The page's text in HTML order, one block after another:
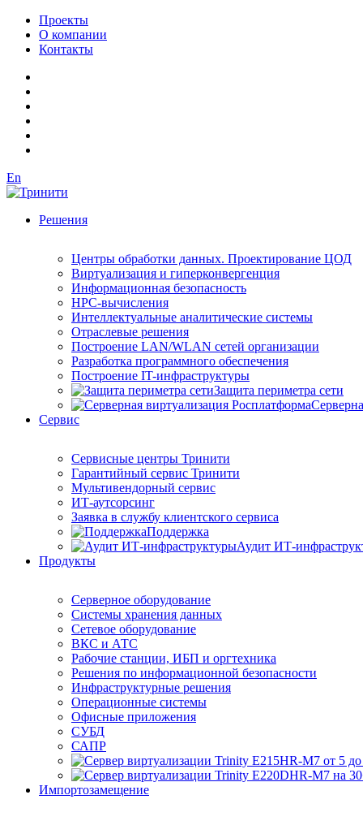
Проекты
О компании
Контакты
En
Решения
Центры обработки данных. Проектирование ЦОД
Виртуализация и гиперконвергенция
Информационная безопасность
HPC-вычисления
Интеллектуальные аналитические системы
Отраслевые решения
Построение LAN/WLAN сетей организации
Разработка программного обеспечения
Построение IT-инфраструктуры
Защита периметра сети
Сервис
Сервисные центры Тринити
Гарантийный сервис Тринити
Мультивендорный сервис
ИТ-аутсорсинг
Заявка в службу клиентского сервиса
Поддержка
Аудит ИТ-
Продукты
Серверное оборудование
Системы хранения данных
Сетевое оборудование
ВКС и АТС
Рабочие станции, ИБП и оргтехника
Решения по информационной безопасности
Инфраструктурные решения
Операционные системы
Офисные приложения
СУБД
САПР
Импортозамещение